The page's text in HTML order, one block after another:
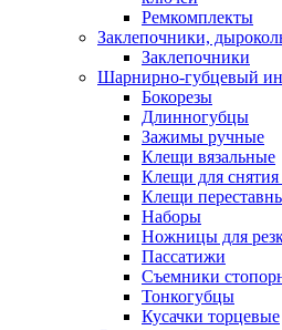
Ремкомплекты
Заклепочники,
Заклепочники
Шарнирно-губцевый
Бокорезы
Длинногубцы
Зажимы ручные
Клещи вязальные
Клещи для снятия
Клещи
Наборы
Ножницы для
Пассатижи
Съемники
Тонкогубцы
Кусачки торцевые